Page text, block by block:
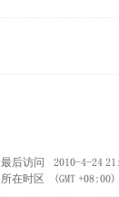
最后访问
2010-4-24
所在时区 (GMT